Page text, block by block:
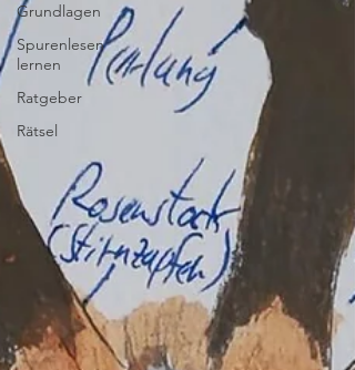
Grundlagen
Spurenlesen
lernen
Ratgeber
Rätsel